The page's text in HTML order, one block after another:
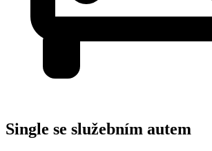
Single se služebním autem